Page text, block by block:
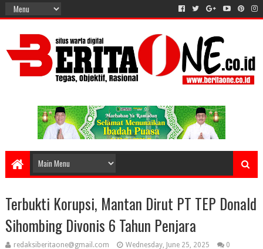
Terbukti Korupsi, Mantan Dirut PT TEP Donald
Sihombing Divonis 6 Tahun Penjara
redaksiberitaone@gmail.com Wednesday, June 25, 2025 0